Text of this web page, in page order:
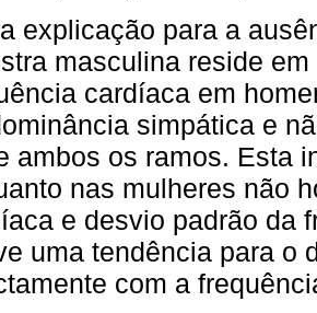
explicação para a
masculina reside
cardíaca em
simpática e
ambos os ramos. Esta
nas mulheres não
e desvio padrão da
uma tendência para o
com a